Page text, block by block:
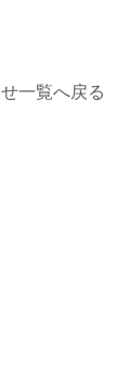
一覧へ戻る